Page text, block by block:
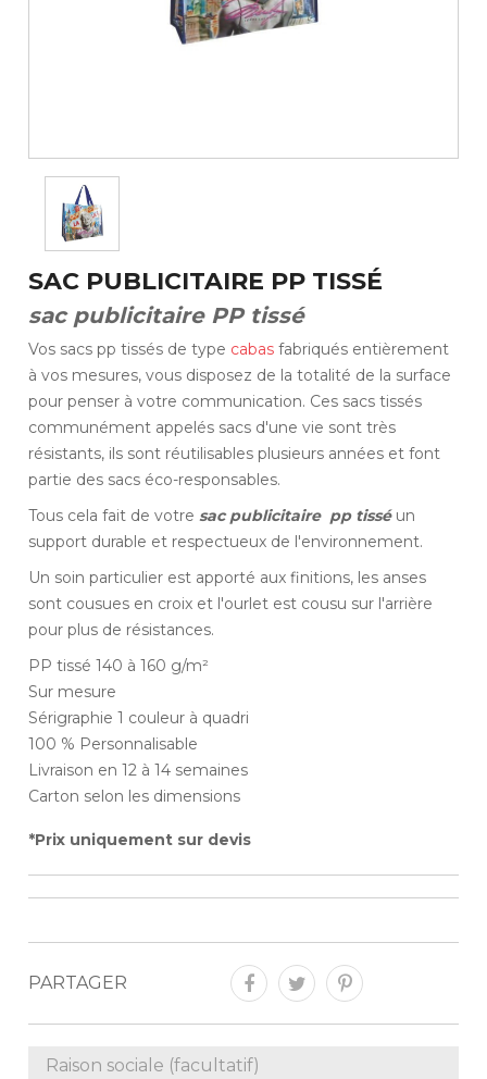
SAC PUBLICITAIRE PP TISSÉ
sac publicitaire PP tissé
Vos sacs pp tissés de type cabas fabriqués entièrement
à vos mesures, vous disposez de la totalité de la surface
pour penser à votre communication. Ces sacs tissés
communément appelés sacs d'une vie sont très
résistants, ils sont réutilisables plusieurs années et font
partie des sacs éco-responsables.
Tous cela fait de votresac publicitaire pp tissé un
support durable et respectueux de l'environnement.
Un soin particulier est apporté aux finitions, les anses
sont cousues en croix et l'ourlet est cousu sur l'arrière
pour plus de résistances.
PP tissé 140 à 160 g/m²
Sur mesure
Sérigraphie 1 couleur à quadri
100 % Personnalisable
Livraison en 12 à 14 semaines
Carton selon les dimensions
*Prix uniquement sur devis
PARTAGER